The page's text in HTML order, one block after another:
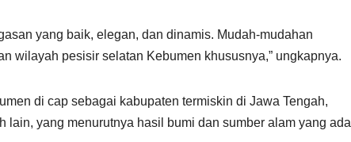
yang baik, elegan, dan dinamis. Mudah-mudahan
wilayah pesisir selatan Kebumen khususnya,” ungkapnya.
di cap sebagai kabupaten termiskin di Jawa Tengah,
yang menurutnya hasil bumi dan sumber alam yang ada